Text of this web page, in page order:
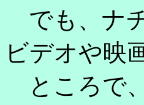
でも、ナ
ビデオや映
ところで